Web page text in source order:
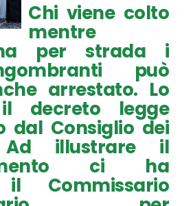
Chi viene colto
mentre
per strada i
può
arrestato. Lo
decreto legge
dal Consiglio dei
Ad illustrare il
ci ha
Commissario